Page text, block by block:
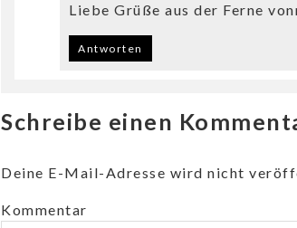
Liebe Grüße aus der Ferne
Antworten
Schreibe einen
Deine E-Mail-Adresse wird nicht
Kommentar